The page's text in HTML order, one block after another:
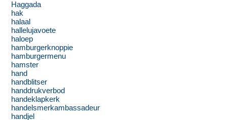
Haggada
hak
halaal
hallelujavoete
haloep
hamburgerknoppie
hamburgermenu
hamster
hand
handblitser
handdrukverbod
handeklapkerk
handelsmerkambassadeur
handjel